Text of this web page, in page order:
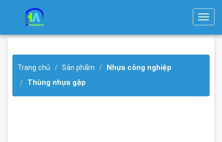
T
g
Trang chủ Sản phẩm
Nhựa công nghiệp
Thùng nhựa gập